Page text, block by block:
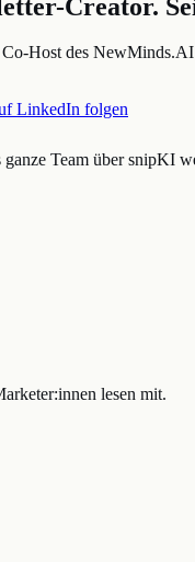
Creator.
Host des
LinkedIn folgen
Team über snipKI
lesen mit.